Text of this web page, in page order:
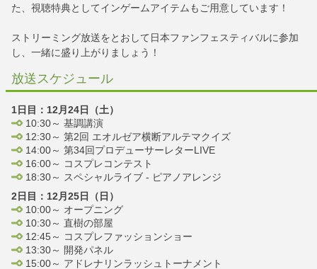
た、視聴特典としてインゲームアイテムもご用意しています！
ストリーミング放送をとおして日本ファンフェスティバルに参加
し、一緒に盛り上がりましょう！
放送スケジュール
1日目：12月24日（土）
10:30～ 基調講演
12:30～ 第2回 エオルゼア横断アルテマクイズ
14:00～ 第34回プロデューサーレターLIVE
16:00～ コスプレコンテスト
18:30～ スペシャルライブ - ピアノアレンジ
2日目：12月25日（日）
10:00～ オープニング
10:30～ 直樹の部屋
12:45～ コスプレファッションショー
13:30～ 開発パネル
15:00～ アドレナリンラッシュトーナメント